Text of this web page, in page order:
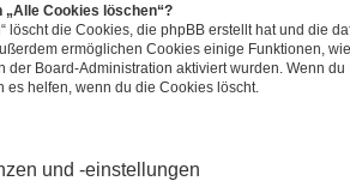
„Alle Cookies löschen“?
löscht die Cookies, die phpBB erstellt hat und die
ermöglichen Cookies einige Funktionen,
der Board-Administration aktiviert wurden. Wenn
es helfen, wenn du die Cookies löscht.
und -einstellungen